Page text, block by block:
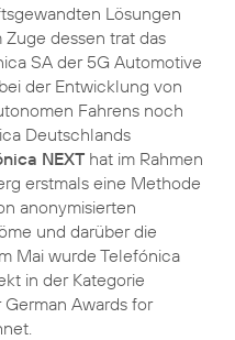
Lösungen
dessen trat das
SA der 5G Automotive
der Entwicklung von
Fahrens noch
Deutschlands
NEXT hat im Rahmen
erstmals eine Methode
anonymisierten
und darüber die
Mai wurde Telefónica
in der Kategorie
Awards for